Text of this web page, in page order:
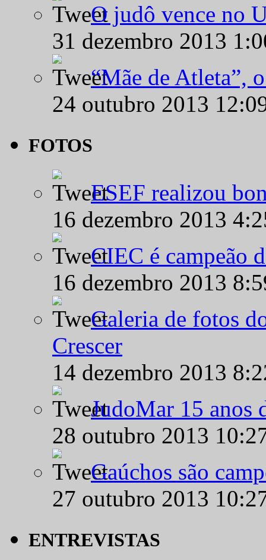
O judô vence no
31 dezembro 2013
“Mãe de Atleta”,
24 outubro 2013
FOTOS
ESEF realizou
16 dezembro 2013
CIEC é campeão
16 dezembro 2013
Galeria de fotos
Crescer
14 dezembro 2013
JudoMar 15 anos
28 outubro 2013
Gaúchos são
27 outubro 2013
ENTREVISTAS